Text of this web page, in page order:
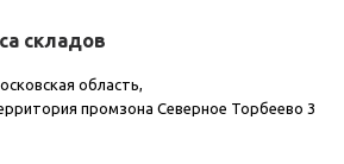
складов
область,
промзона Северное Торбеево 3